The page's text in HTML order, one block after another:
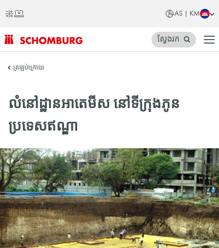
AS | KM
SCHOMBURG
ស្វែងរក
ត្រឡប់ក្រោយ
លំនៅដ្ឋានអាតេមីស នៅទីក្រុងភូន
ប្រទេសឥណ្ឌា